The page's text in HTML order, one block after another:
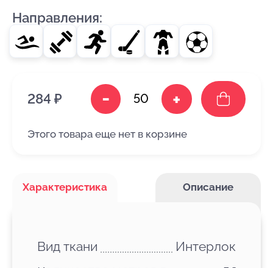
Направления:
284 ₽ - +
Этого товара еще нет в корзине
Характеристика Описание
Вид ткани
Интерлок